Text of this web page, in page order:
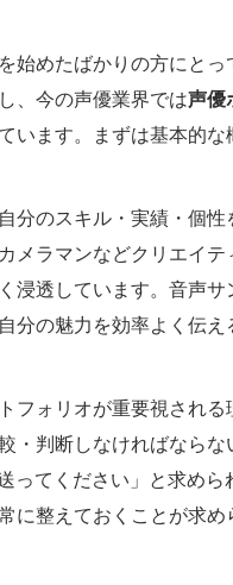
始めたばかりの方にと
、今の声優業界では声優
います。まずは基本的な
分のスキル・実績・個
メラマンなどクリエイ
浸透しています。音声
分の魅力を効率よく伝え
フォリオが重要視され
・判断しなければなら
ってください」と求め
に整えておくことが求め